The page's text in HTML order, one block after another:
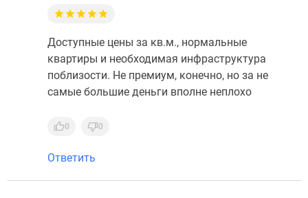
Доступные цены за кв.м., нормальные
квартиры и необходимая инфраструктура
поблизости. Не премиум, конечно, но за не
самые большие деньги вполне неплохо
0 0
Ответить